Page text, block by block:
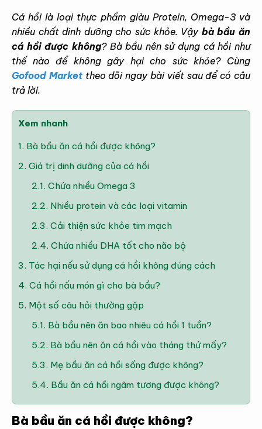
Cá hồi là loại thực phẩm giàu Protein, Omega-3 và
nhiều chất dinh dưỡng cho sức khỏe. Vậy bà bầu ăn
cá hồi được không? Bà bầu nên sử dụng cá hồi như
thế nào để không gây hại cho sức khỏe? Cùng
Gofood Markettheo dõi ngay bài viết sau để có câu
trả lời.
Xem nhanh
1. Bà bầu ăn cá hồi được không?
2. Giá trị dinh dưỡng của cá hồi
2.1. Chứa nhiều Omega 3
2.2. Nhiều protein và các loại vitamin
2.3. Cải thiện sức khỏe tim mạch
2.4. Chứa nhiều DHA tốt cho não bộ
3. Tác hại nếu sử dụng cá hồi không đúng cách
4. Cá hồi nấu món gì cho bà bầu?
5. Một số câu hỏi thường gặp
5.1. Bà bầu nên ăn bao nhiêu cá hồi 1 tuần?
5.2. Bà bầu nên ăn cá hồi vào tháng thứ mấy?
5.3. Mẹ bầu ăn cá hồi sống được không?
5.4. Bầu ăn cá hồi ngâm tương được không?
Bà bầu ăn cá hồi được không?